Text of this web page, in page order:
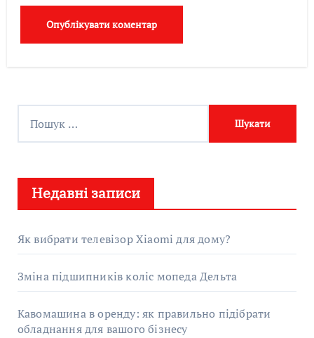
:
Недавні записи
Як вибрати телевізор Xiaomi для дому?
Зміна підшипників коліс мопеда Дельта
Кавомашина в оренду: як правильно підібрати
обладнання для вашого бізнесу